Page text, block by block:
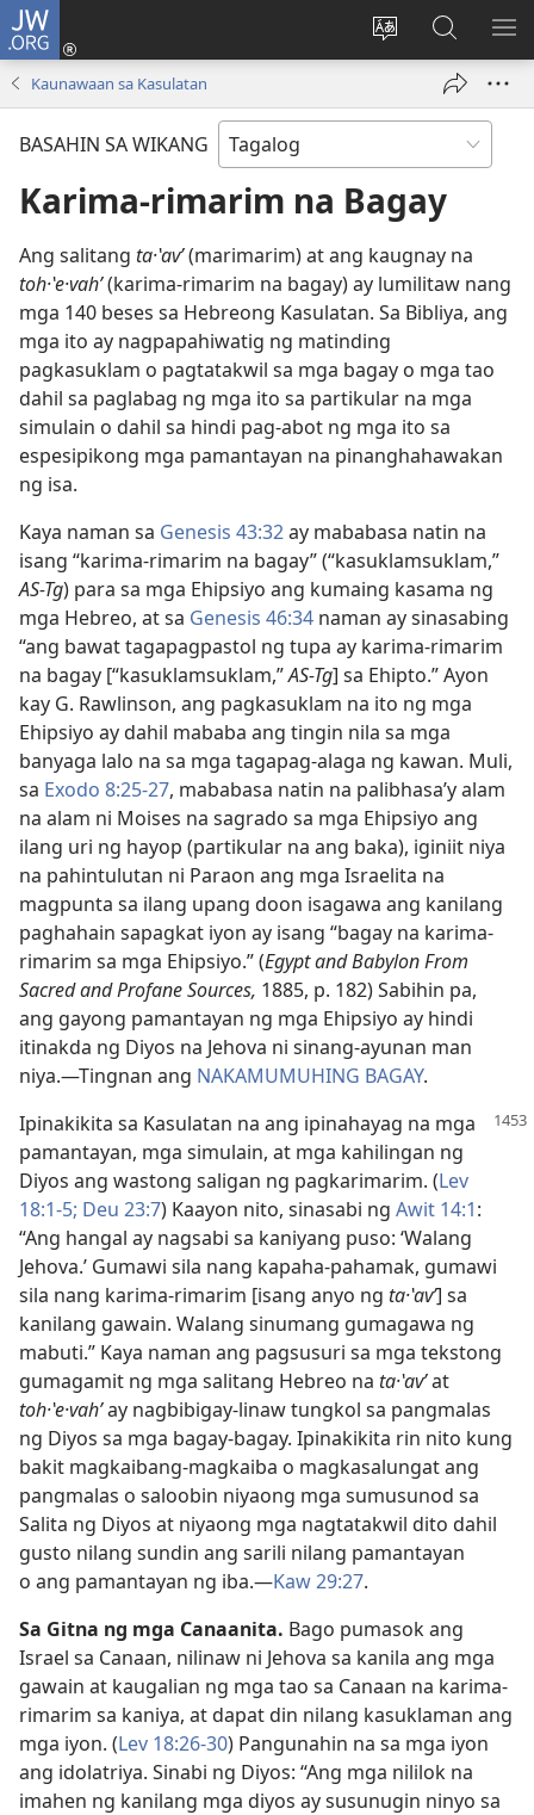
JW.ORG
Baguhin
ng
Mag-
log
bubukas
bagong
window)
sa
JW.ORG
Kaunawaan sa Kasulatan
BASAHIN SA WIKANG
Karima-rimarim na Bagay
Ang salitang ta·ʽavʹ(marimarim) at ang kaugnay na
toh·ʽe·vahʹ(karima-rimarim na bagay) ay lumilitaw nang
mga 140 beses sa Hebreong Kasulatan. Sa Bibliya, ang
mga ito ay nagpapahiwatig ng matinding
pagkasuklam o pagtatakwil sa mga bagay o mga tao
dahil sa paglabag ng mga ito sa partikular na mga
simulain o dahil sa hindi pag-abot ng mga ito sa
espesipikong mga pamantayan na pinanghahawakan
ng isa.
Kaya naman sa Genesis 43:32ay mababasa natin na
isang “karima-rimarim na bagay” (“kasuklamsuklam,”
AS-Tg) para sa mga Ehipsiyo ang kumaing kasama ng
mga Hebreo, at sa Genesis 46:34 naman ay sinasabing
“ang bawat tagapagpastol ng tupa ay karima-rimarim
na bagay [“kasuklamsuklam,”AS-Tg] sa Ehipto.” Ayon
kay G. Rawlinson, ang pagkasuklam na ito ng mga
Ehipsiyo ay dahil mababa ang tingin nila sa mga
banyaga lalo na sa mga tagapag-alaga ng kawan. Muli,
sa Exodo 8:25-27, mababasa natin na palibhasa’y alam
na alam ni Moises na sagrado sa mga Ehipsiyo ang
ilang uri ng hayop (partikular na ang baka), iginiit niya
na pahintulutan ni Paraon ang mga Israelita na
magpunta sa ilang upang doon isagawa ang kanilang
paghahain sapagkat iyon ay isang “bagay na karima-
rimarim sa mga Ehipsiyo.” (Egypt and Babylon From
Sacred and Profane Sources, 1885, p. 182) Sabihin pa,
ang gayong pamantayan ng mga Ehipsiyo ay hindi
itinakda ng Diyos na Jehova ni sinang-ayunan man
niya.​—Tingnan ang NAKAMUMUHING BAGAY.
Ipinakikita sa Kasulatan na ang ipinahayag na mga
pamantayan, mga simulain, at mga kahilingan ng
Diyos ang wastong saligan ng pagkarimarim. (Lev
18:1-5; Deu 23:7) Kaayon nito, sinasabi ng Awit 14:1:
“Ang hangal ay nagsabi sa kaniyang puso: ‘Walang
Jehova.’ Gumawi sila nang kapaha-pahamak, gumawi
sila nang karima-rimarim [isang anyo ng ta·ʽavʹ] sa
kanilang gawain. Walang sinumang gumagawa ng
mabuti.” Kaya naman ang pagsusuri sa mga tekstong
gumagamit ng mga salitang Hebreo na ta·ʽavʹat
toh·ʽe·vahʹay nagbibigay-linaw tungkol sa pangmalas
ng Diyos sa mga bagay-bagay. Ipinakikita rin nito kung
bakit magkaibang-magkaiba o magkasalungat ang
pangmalas o saloobin niyaong mga sumusunod sa
Salita ng Diyos at niyaong mga nagtatakwil dito dahil
gusto nilang sundin ang sarili nilang pamantayan
o ang pamantayan ng iba.​—Kaw 29:27.
Sa Gitna ng mga Canaanita. Bago pumasok ang
Israel sa Canaan, nilinaw ni Jehova sa kanila ang mga
gawain at kaugalian ng mga tao sa Canaan na karima-
rimarim sa kaniya, at dapat din nilang kasuklaman ang
mga iyon. (Lev 18:26-30) Pangunahin na sa mga iyon
ang idolatriya. Sinabi ng Diyos: “Ang mga nililok na
imahen ng kanilang mga diyos ay susunugin ninyo sa